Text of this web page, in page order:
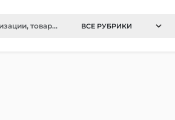
ВСЕ РУБРИКИ